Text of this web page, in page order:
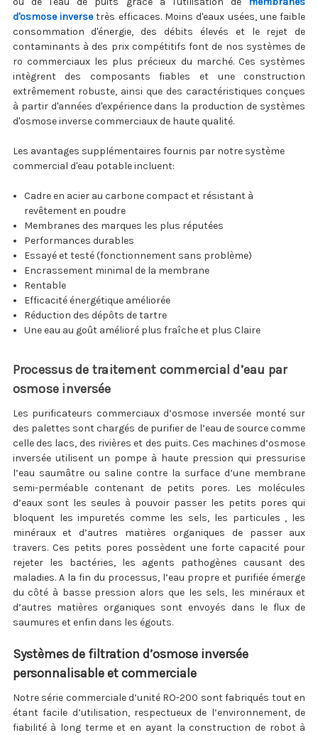
d'osmose inversetrès efficaces. Moins d'eaux usées, une faible
consommation d'énergie, des débits élevés et le rejet de
contaminants à des prix compétitifs font de nos systèmes de
ro commerciaux les plus précieux du marché. Ces systèmes
intègrent des composants fiables et une construction
extrêmement robuste, ainsi que des caractéristiques conçues
à partir d'années d'expérience dans la production de systèmes
d'osmose inverse commerciaux de haute qualité.
Les avantages supplémentaires fournis par notre système
commercial d'eau potable incluent:
Cadre en acier au carbone compact et résistant à
revêtement en poudre
Membranes des marques les plus réputées
Performances durables
Essayé et testé (fonctionnement sans problème)
Encrassement minimal de la membrane
Rentable
Efficacité énergétique améliorée
Réduction des dépôts de tartre
Une eau au goût amélioré plus fraîche et plus Claire
Processus de traitement commercial d’eau par
osmose inversée
Les purificateurs commerciaux d’osmose inversée monté sur
des palettes sont chargés de purifier de l’eau de source comme
celle des lacs, des rivières et des puits. Ces machines d’osmose
inversée utilisent un pompe à haute pression qui pressurise
l’eau saumâtre ou saline contre la surface d’une membrane
semi-perméable contenant de petits pores. Les molécules
d’eaux sont les seules à pouvoir passer les petits pores qui
bloquent les impuretés comme les sels, les particules , les
minéraux et d’autres matières organiques de passer aux
travers. Ces petits pores possèdent une forte capacité pour
rejeter les bactéries, les agents pathogènes causant des
maladies. A la fin du processus, l’eau propre et purifiée émerge
du côté à basse pression alors que les sels, les minéraux et
d’autres matières organiques sont envoyés dans le flux de
saumures et enfin dans les égouts.
Systèmes de filtration d’osmose inversée
personnalisable et commerciale
Notre série commerciale d’unité RO-200 sont fabriqués tout en
étant facile d’utilisation, respectueux de l’environnement, de
fiabilité à long terme et en ayant la construction de robot à